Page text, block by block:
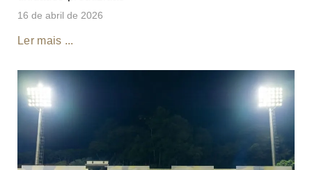
16 de abril de 2026
Ler mais ...